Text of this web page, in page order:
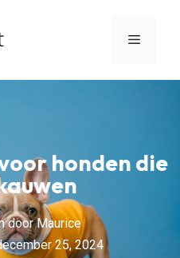
honden die
doorMaurice
25, 2024